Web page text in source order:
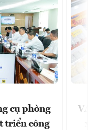
cụ phòng
triển công